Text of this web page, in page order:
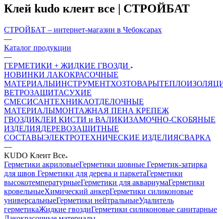
Клей kudo клеит все | СТРОЙБАТ
СТРОЙБАТ – интернет-магазин в Чебоксарах
—
Каталог продукции
—
ГЕРМЕТИКИ + ЖИДКИЕ ГВОЗДИ
НОВИНКИ ЛАКОКРАСОЧНЫЕ
МАТЕРИАЛЫИНСТРУМЕНТХОЗТОВАРЫ
ВЕТРОЗАЩИТАСУХИЕ
СМЕСИСАНТЕХНИКАОТДЕЛОЧНЫЕ
МАТЕРИАЛЫМОНТАЖНАЯ ПЕНА КРЕПЕЖ
ГВОЗДИКЛЕИ КИСТИ и ВАЛИКИЗАМОЧНО-СКОБЯНЫЕ
ИЗДЕЛИЯДЕРЕВОЗАЩИТНЫЕ
СОСТАВЫЭЛЕКТРОТЕХНИЧЕСКИЕ ИЗДЕЛИЯСВАРКА
—
KUDO Клеит Все
Герметики акриловыеГерметики шовные Герметик-затирка
для швов Герметики для дерева и паркетаГерметики
высокотемпературныеГерметики для аквариумаГерметики
кровельныеХимический анкерГерметики силиконовые
универсальныеГерметики нейтральныеУдалитель
герметикаЖидкие гвоздиГерметики силиконовые санитарные